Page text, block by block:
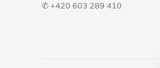
✆ +420 603 289 410